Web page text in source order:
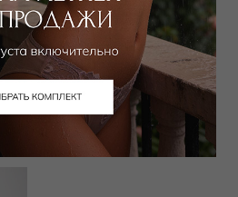
Трусы хипстер
11 000₽ 6 750₽
Выбрать размер